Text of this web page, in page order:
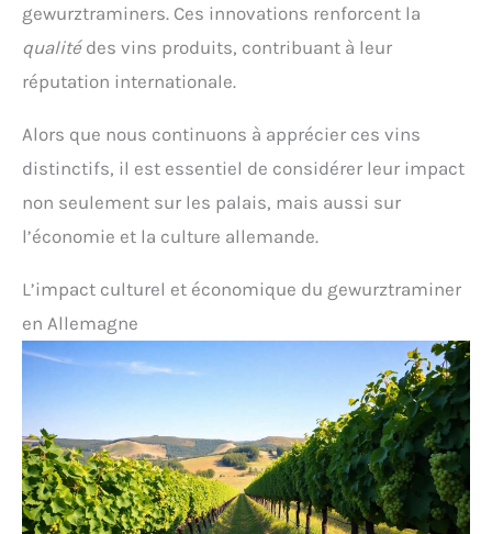
gewurztraminers. Ces innovations renforcent la
qualitédes vins produits, contribuant à leur
réputation internationale.
Alors que nous continuons à apprécier ces vins
distinctifs, il est essentiel de considérer leur impact
non seulement sur les palais, mais aussi sur
l’économie et la culture allemande.
L’impact culturel et économique du gewurztraminer
en Allemagne